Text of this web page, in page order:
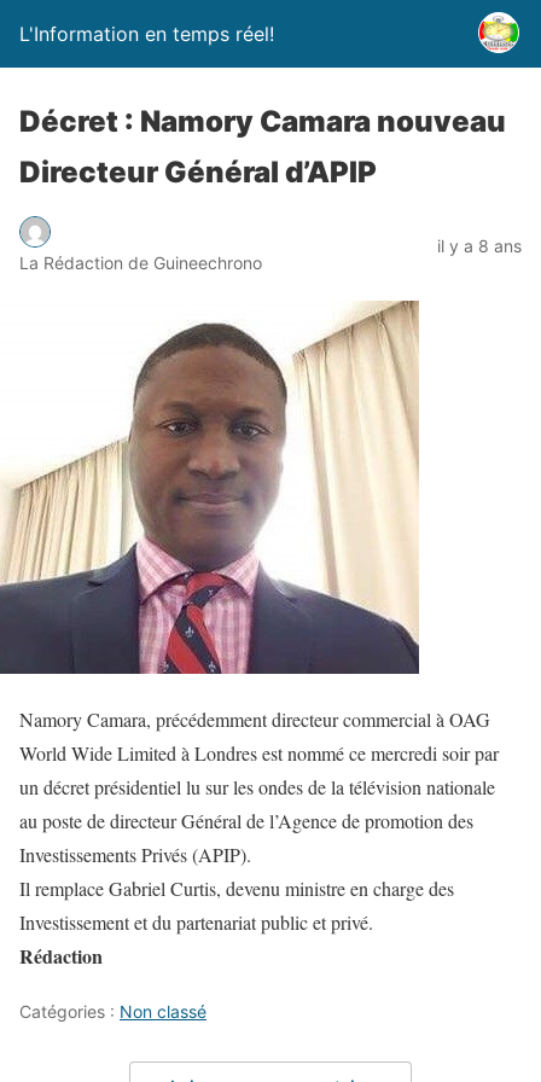
L'Information en temps réel!
Décret : Namory Camara nouveau
Directeur Général d’APIP
La Rédaction de Guineechrono
il y a 8 ans
Namory Camara, précédemment directeur commercial à OAG
World Wide Limited à Londres est nommé ce mercredi soir par
un décret présidentiel lu sur les ondes de la télévision nationale
au poste de directeur Général de l’Agence de promotion des
Investissements Privés (APIP).
Il remplace Gabriel Curtis, devenu ministre en charge des
Investissement et du partenariat public et privé.
Rédaction
Catégories : Non classé